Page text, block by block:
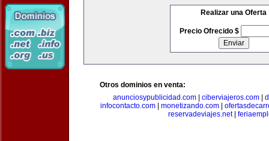
Realizar una Oferta
Precio Ofrecido $
Otros dominios en venta:
anunciosypublicidad.com| ciberviajeros.com|
infocontacto.com
monetizando.com
reservadeviajes.net|